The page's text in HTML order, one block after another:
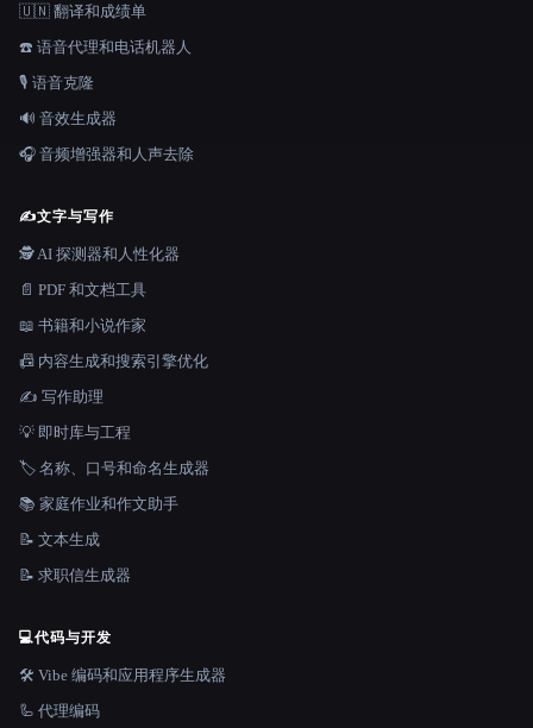
🇺🇳 翻译和成绩单
☎️ 语音代理和电话机器人
🎙️ 语音克隆
🔊 音效生成器
🎧 音频增强器和人声去除
✍️文字与写作
🕵️ AI 探测器和人性化器
📄 PDF 和文档工具
📖 书籍和小说作家
📠 内容生成和搜索引擎优化
✍️ 写作助理
💡 即时库与工程
🏷️ 名称、口号和命名生成器
📚 家庭作业和作文助手
📝 文本生成
📝 求职信生成器
💻代码与开发
🛠️ Vibe 编码和应用程序生成器
🦾 代理编码